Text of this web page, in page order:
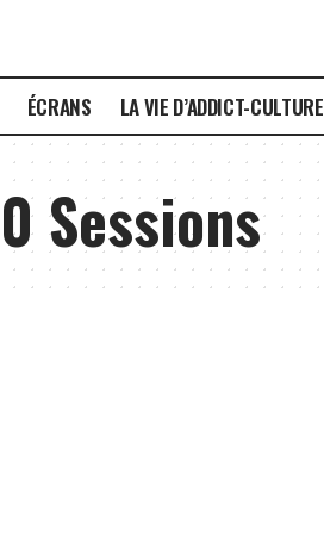
ÉCRANS LA VIE D’ADDICT-CULTURE
Sessions